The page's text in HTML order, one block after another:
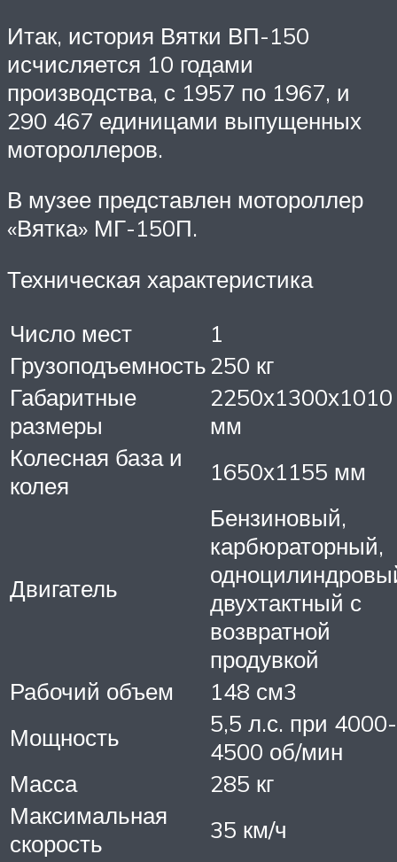
Итак, история Вятки ВП-150
исчисляется 10 годами
производства, с 1957 по 1967, и
290 467 единицами выпущенных
мотороллеров.
В музее представлен мотороллер
«Вятка» МГ-150П.
Техническая характеристика
Число мест
1
Грузоподъемность250 кг
Габаритные
размеры
2250х1300х1010
мм
Колесная база и
колея
1650х1155 мм
Двигатель
Бензиновый,
карбюраторный,
двухтактный с
возвратной
продувкой
Рабочий объем
148 см3
Мощность
5,5 л.с. при 4000-
4500 об/мин
Масса
285 кг
Максимальная
скорость
35 км/ч